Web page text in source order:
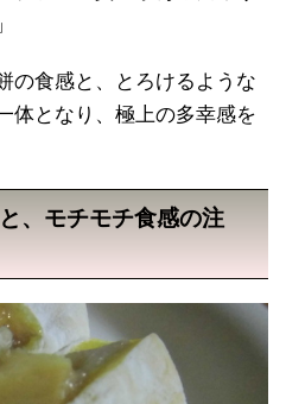
の食感と、とろけるような
体となり、極上の多幸感を
、モチモチ食感の注